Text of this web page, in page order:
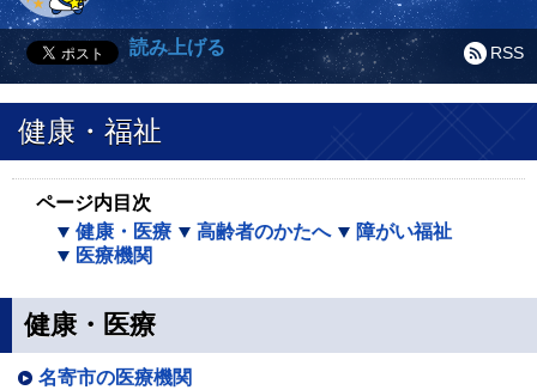
RSS
読み上げる
健康・福祉
ページ内目次
健康・医療
高齢者のかたへ
障がい福祉
医療機関
健康・医療
名寄市の医療機関